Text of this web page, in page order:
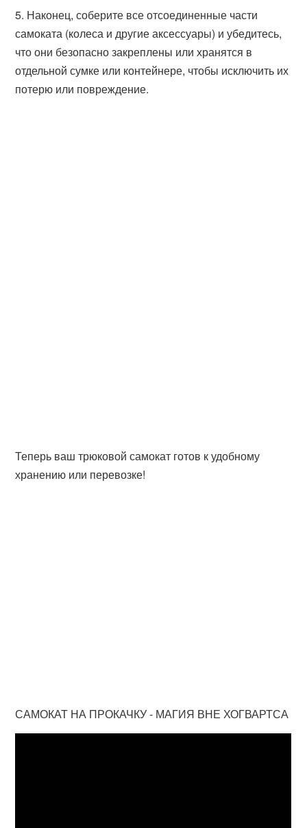
Наконец, соберите все отсоединенные части
самоката (колеса и другие аксессуары) и убедитесь,
что они безопасно закреплены или хранятся в
отдельной сумке или контейнере, чтобы исключить их
потерю или повреждение.
Теперь ваш трюковой самокат готов к удобному
хранению или перевозке!
САМОКАТ НА ПРОКАЧКУ - МАГИЯ ВНЕ ХОГВАРТСА